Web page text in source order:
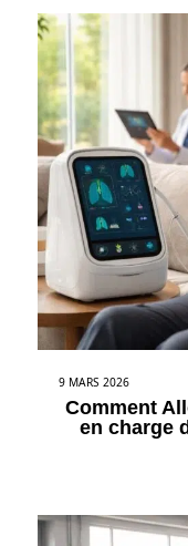
9 MARS 2026
Comment
en charge